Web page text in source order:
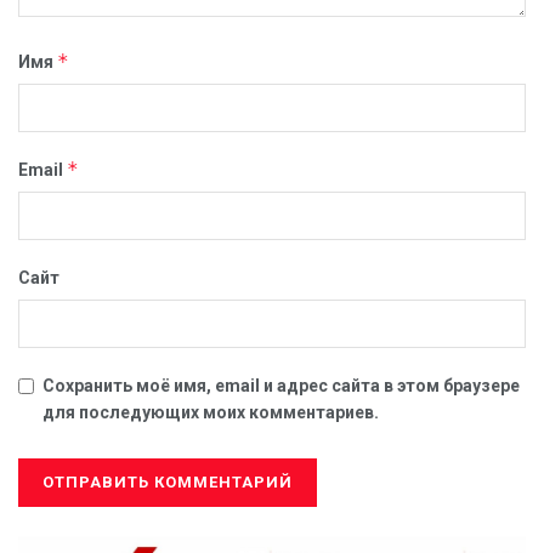
Имя *
Email *
Сайт
Сохранить моё имя, email и адрес сайта в этом браузере
для последующих моих комментариев.